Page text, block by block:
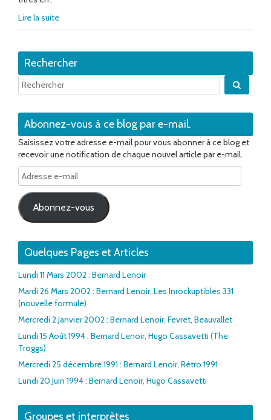
Lire la suite
Rechercher
Abonnez-vous à ce blog par e-mail.
Saisissez votre adresse e-mail pour vous abonner à ce blog et
recevoir une notification de chaque nouvel article par e-mail.
Adresse
e-
mail
Abonnez-vous
Quelques Pages et Articles
Lundi 11 Mars 2002 : Bernard Lenoir
Mardi 26 Mars 2002 : Bernard Lenoir, Les Inrockuptibles 331
(nouvelle formule)
Mercredi 2 Janvier 2002 : Bernard Lenoir, Fevret, Beauvallet
Lundi 15 Août 1994 : Bernard Lenoir, Hugo Cassavetti (The
Troggs)
Mercredi 25 décembre 1991 : Bernard Lenoir, Rétro 1991
Lundi 20 Juin 1994 : Bernard Lenoir, Hugo Cassavetti
Groupes et interprètes